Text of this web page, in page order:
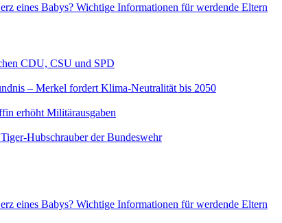
eines Babys? Wichtige Informationen für werdende Eltern
CDU, CSU und SPD
– Merkel fordert Klima-Neutralität bis 2050
erhöht Militärausgaben
Hubschrauber der Bundeswehr
eines Babys? Wichtige Informationen für werdende Eltern